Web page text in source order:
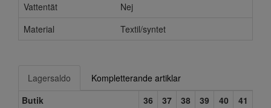
Vattentät
Nej
Material
Textil/syntet
Lagersaldo
Kompletterande artiklar
Butik
36 37 38 39 40
41